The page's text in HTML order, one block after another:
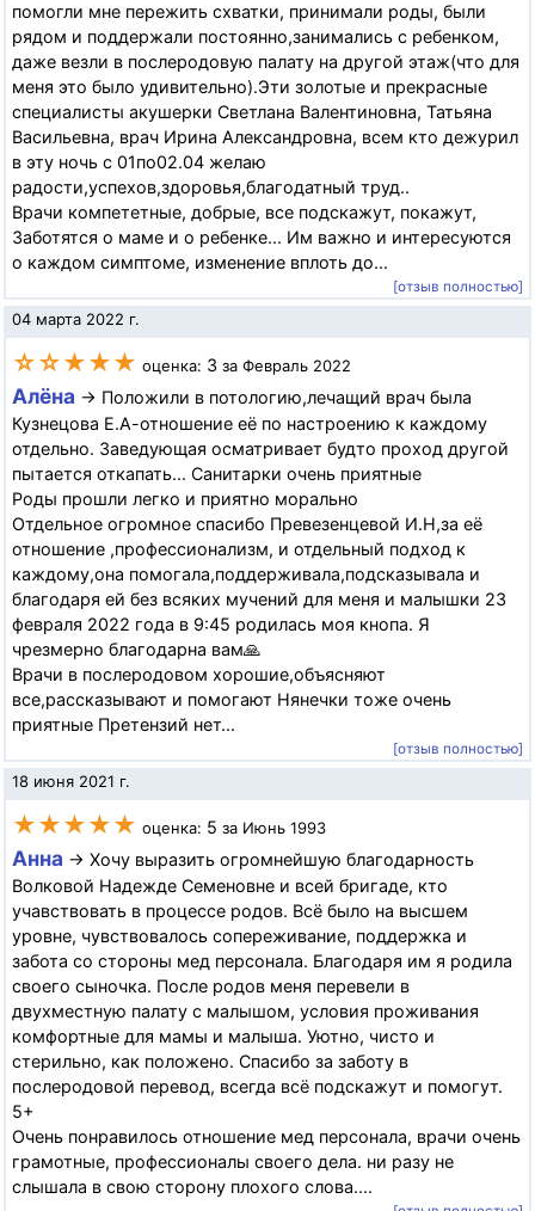
помогли мне пережить схватки, принимали роды, были
рядом и поддержали постоянно,занимались с ребенком,
даже везли в послеродовую палату на другой этаж(что для
меня это было удивительно).Эти золотые и прекрасные
специалисты акушерки Светлана Валентиновна, Татьяна
Васильевна, врач Ирина Александровна, всем кто дежурил
в эту ночь с 01по02.04 желаю
радости,успехов,здоровья,благодатный труд..
Врачи компететные, добрые, все подскажут, покажут,
Заботятся о маме и о ребенке... Им важно и интересуются
о каждом симптоме, изменение вплоть до...
[отзыв полностью]
04 марта 2022 г.
☆☆★★★ оценка: 3 за Февраль 2022
Алёна → Положили в потологию,лечащий врач была
Кузнецова Е.А-отношение её по настроению к каждому
отдельно. Заведующая осматривает будто проход другой
пытается откапать... Санитарки очень приятные
Роды прошли легко и приятно морально
Отдельное огромное спасибо Превезенцевой И.Н,за её
отношение ,профессионализм, и отдельный подход к
каждому,она помогала,поддерживала,подсказывала и
благодаря ей без всяких мучений для меня и малышки 23
февраля 2022 года в 9:45 родилась моя кнопа. Я
чрезмерно благодарна вам🙏
Врачи в послеродовом хорошие,объясняют
все,рассказывают и помогают Нянечки тоже очень
приятные Претензий нет...
[отзыв полностью]
18 июня 2021 г.
★★★★★ оценка: 5 за Июнь 1993
Анна → Хочу выразить огромнейшую благодарность
Волковой Надежде Семеновне и всей бригаде, кто
учавствовать в процессе родов. Всё было на высшем
уровне, чувствовалось сопереживание, поддержка и
забота со стороны мед персонала. Благодаря им я родила
своего сыночка. После родов меня перевели в
двухместную палату с малышом, условия проживания
комфортные для мамы и малыша. Уютно, чисто и
стерильно, как положено. Спасибо за заботу в
послеродовой перевод, всегда всё подскажут и помогут.
5+
Очень понравилось отношение мед персонала, врачи очень
грамотные, профессионалы своего дела. ни разу не
слышала в свою сторону плохого слова....